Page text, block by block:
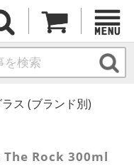
ス (ブランド別)
The Rock 300ml